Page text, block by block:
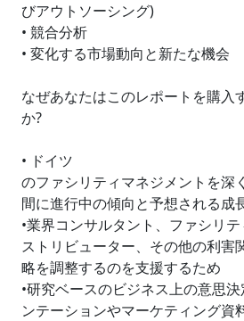
びアウトソーシング)
• 競合分析
• 変化する市場動向と新たな機会
なぜあなたはこのレポートを購入
か?
• ドイツ
のファシリティマネジメントを深
間に進行中の傾向と予想される成
•業界コンサルタント、ファシリ
ストリビューター、その他の利害
略を調整するのを支援するため
•研究ベースのビジネス上の意思
ンテーションやマーケティング資